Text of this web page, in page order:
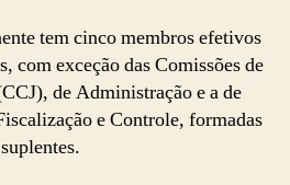
tem cinco membros efetivos
com exceção das Comissões de
de Administração e a de
e Controle, formadas